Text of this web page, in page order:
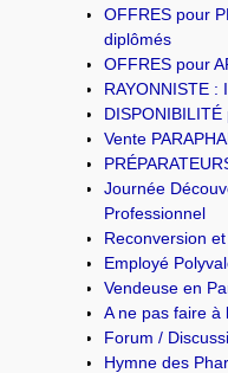
OFFRES pour
diplômés
OFFRES pour
RAYONNISTE :
Vente
Journée
Professionnel
Reconversion
Employé
Vendeuse en
A ne pas faire à
Forum /
Hymne des